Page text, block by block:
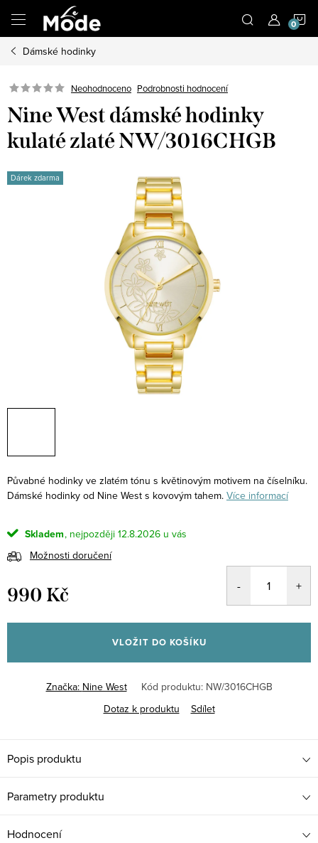
obsah
Dámské hodinky
Neohodnoceno Podrobnosti hodnocení
Nine West dámské hodinky
kulaté zlaté NW/3016CHGB
Dárek zdarma
Půvabné hodinky ve zlatém tónu s květinovým motivem na číselníku.
Dámské hodinky od Nine West s kovovým tahem. Více informací
Skladem
12.8.2026
Možnosti doručení
990 Kč
cena:
VLOŽIT DO KOŠÍKU
Značka: Nine West Kód produktu: NW/3016CHGB
Dotaz k produktu
Sdílet
Popis produktu
Parametry produktu
Hodnocení